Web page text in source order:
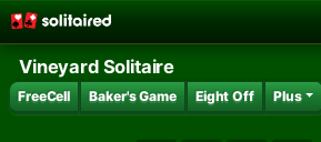
Vineyard Solitaire
FreeCell Baker's Game Eight Off Plus